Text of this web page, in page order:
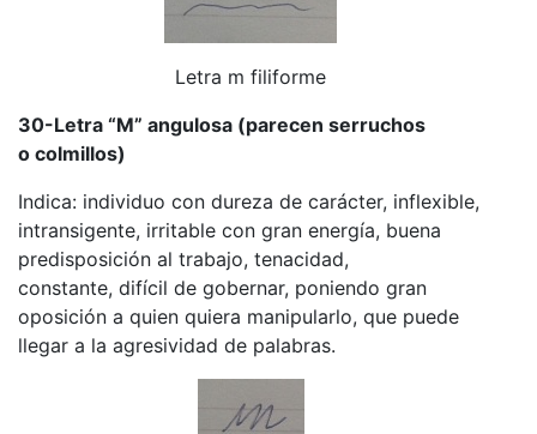
Letra m filiforme
30-Letra “M” angulosa (parecen serruchos
o colmillos)
Indica: individuo con dureza de carácter, inflexible,
intransigente, irritable con gran energía, buena
predisposición al trabajo, tenacidad,
constante, difícil de gobernar, poniendo gran
oposición a quien quiera manipularlo, que puede
llegar a la agresividad de palabras.